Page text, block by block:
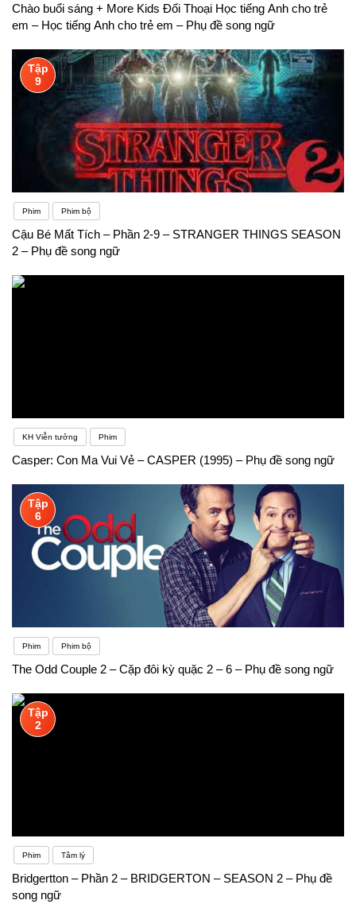
Chào buổi sáng + More Kids Đối Thoại Học tiếng Anh cho trẻ
em – Học tiếng Anh cho trẻ em – Phụ đề song ngữ
Tập
9
Phim Phim bộ
Cậu Bé Mất Tích – Phần 2-9 – STRANGER THINGS SEASON
2 – Phụ đề song ngữ
KH Viễn tưởng Phim
Casper: Con Ma Vui Vẻ – CASPER (1995) – Phụ đề song ngữ
Tập
6
Phim Phim bộ
The Odd Couple 2 – Cặp đôi kỳ quặc 2 – 6 – Phụ đề song ngữ
Tập
2
Phim Tâm lý
Bridgertton – Phần 2 – BRIDGERTON – SEASON 2 – Phụ đề
song ngữ